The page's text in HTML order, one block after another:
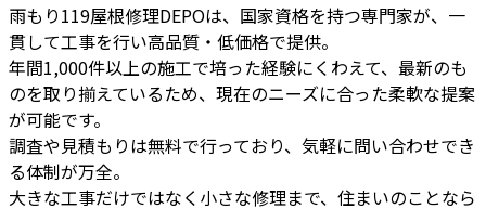
雨もり119屋根修理DEPOは、国家資格を持つ専門家が、一
貫して工事を行い高品質・低価格で提供。
年間1,000件以上の施工で培った経験にくわえて、最新のも
のを取り揃えているため、現在のニーズに合った柔軟な提案
が可能です。
調査や見積もりは無料で行っており、気軽に問い合わせでき
る体制が万全。
大きな工事だけではなく小さな修理まで、住まいのことなら